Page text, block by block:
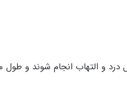
و التهاب انجام شوند و طول